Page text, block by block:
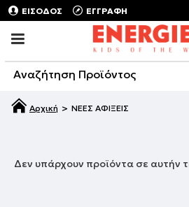
ΕΙΣΟΔΟΣ ΕΓΓΡΑΦΗ
ΝΕΕΣ ΑΦΙΞΕΙΣ
Δεν υπάρχουν προϊόντα σε αυτήν